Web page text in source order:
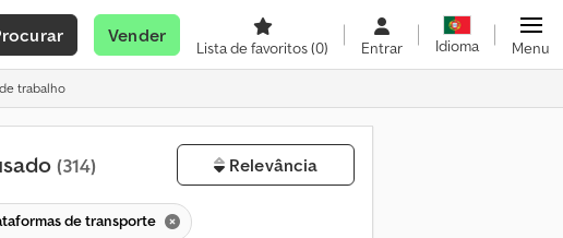
Vender
Lista de favoritos(0) Entrar Idioma Menu
trabalho
(314) Relevância
de transporte